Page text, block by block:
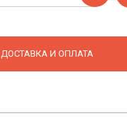
ДОСТАВКА И ОПЛАТА